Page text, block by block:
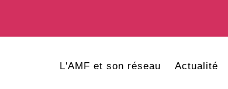
L'AMF et son réseau Actualité